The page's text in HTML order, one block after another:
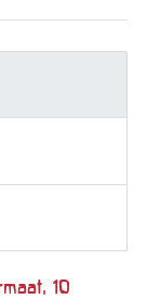
10